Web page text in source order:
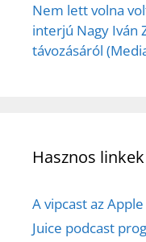
Nem lett volna
interjú Nagy Iván
távozásáról
Hasznos linkek
A vipcast az
Juice podcast